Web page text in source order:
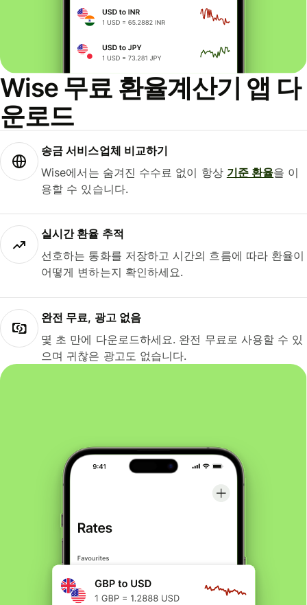
Wise 무료 환율계산기 앱 다
운로드
송금 서비스업체 비교하기
Wise에서는 숨겨진 수수료 없이 항상 기준 환율을 이
용할 수 있습니다.
실시간 환율 추적
선호하는 통화를 저장하고 시간의 흐름에 따라 환율이
어떻게 변하는지 확인하세요.
완전 무료, 광고 없음
몇 초 만에 다운로드하세요. 완전 무료로 사용할 수 있
으며 귀찮은 광고도 없습니다.